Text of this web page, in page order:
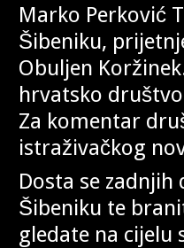
Marko Perković
Šibeniku,
Obuljen
hrvatsko
Za komentar
istraživačkog
Dosta se
Šibeniku te
gledate na cijelu